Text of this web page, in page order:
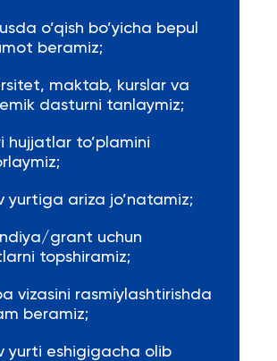
o’qish bo’yicha bepul
beramiz;
maktab, kurslar va
dasturni tanlaymiz;
hujjatlar to’plamini
yurtiga ariza jo’natamiz;
grant uchun
topshiramiz;
vizasini rasmiylashtirishda
beramiz;
yurti eshigigacha olib